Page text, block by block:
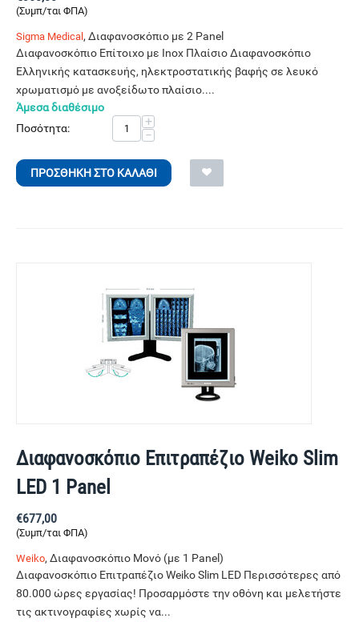
(Συμπ/ται ΦΠΑ)
Sigma Medical , Διαφανοσκόπιο με 2 Panel
Διαφανοσκόπιο Επίτοιχο με Inox Πλαίσιο Διαφανοσκόπιο
Ελληνικής κατασκευής, ηλεκτροστατικής βαφής σε λευκό
χρωματισμό με ανοξείδωτο πλαίσιο....
Άμεσα διαθέσιμο
Ποσότητα:
+
−
ΠΡΟΣΘΉΚΗ ΣΤΟ ΚΑΛΆΘΙ
Διαφανοσκόπιο Επιτραπέζιο Weiko Slim
LED 1 Panel
€677,00
(Συμπ/ται ΦΠΑ)
Weiko, Διαφανοσκόπιο Μονό (με 1 Panel)
Διαφανοσκόπιο Επιτραπέζιο Weiko Slim LED Περισσότερες από
80.000 ώρες εργασίας! Προσαρμόστε την οθόνη και μελετήστε
τις ακτινογραφίες χωρίς να...